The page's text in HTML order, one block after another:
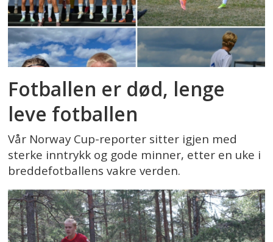
Fotballen er død, lenge
leve fotballen
Vår Norway Cup-reporter sitter igjen med
sterke inntrykk og gode minner, etter en uke i
breddefotballens vakre verden.